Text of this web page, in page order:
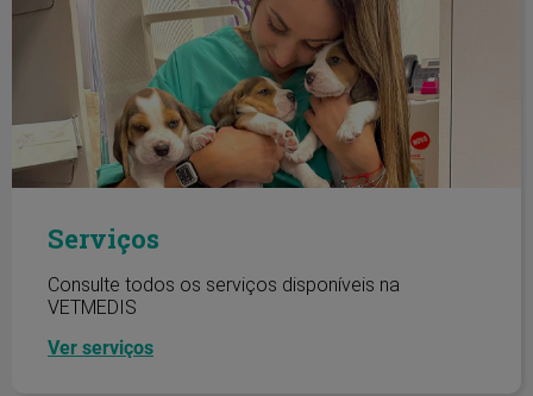
Serviços
Consulte todos os serviços disponíveis na
VETMEDIS
Ver serviços